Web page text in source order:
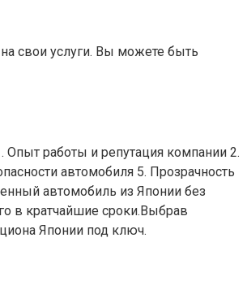
свои услуги. Вы можете быть
работы и репутация компании 2.
автомобиля 5. Прозрачность
автомобиль из Японии без
в кратчайшие сроки.Выбрав
Японии под ключ.